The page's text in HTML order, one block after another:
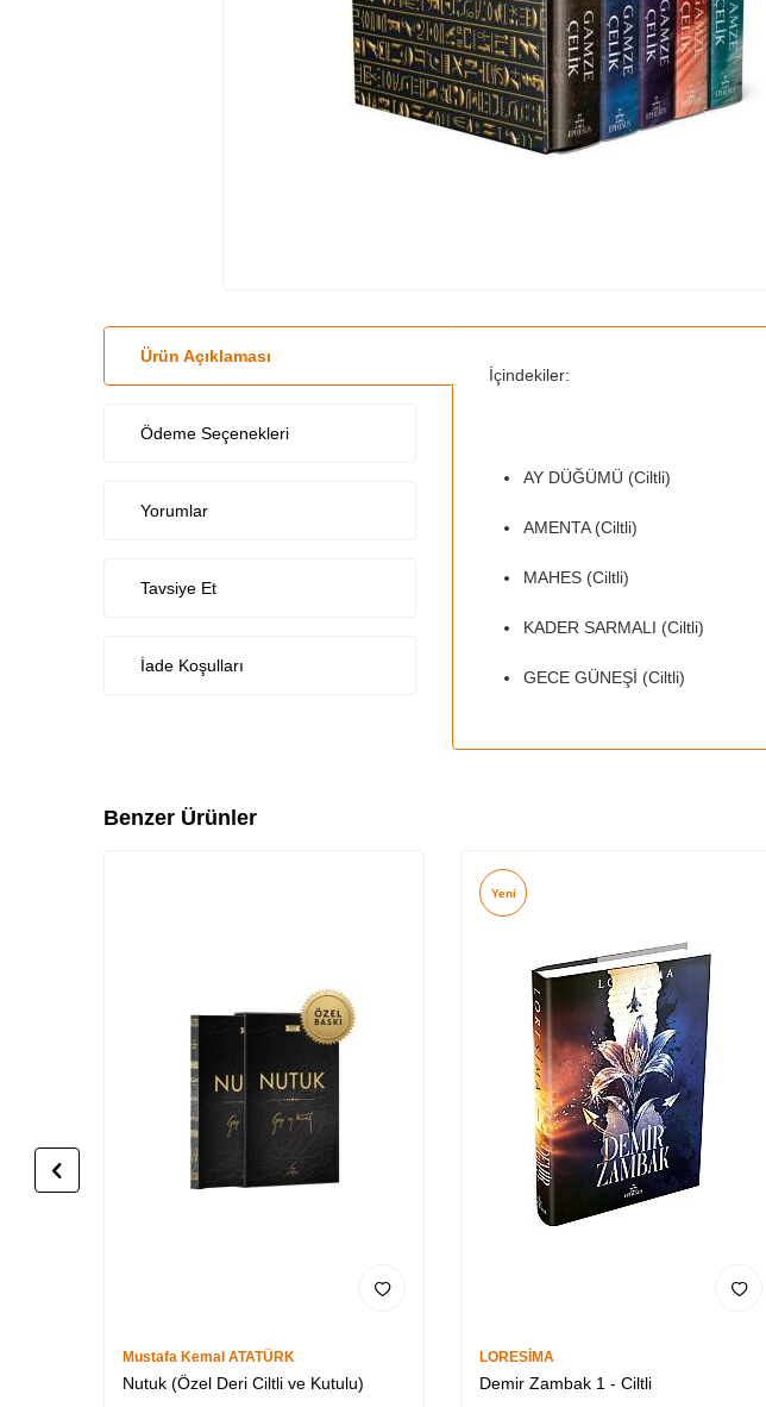
Ürün Açıklaması
Ödeme Seçenekleri
Yorumlar
Tavsiye Et
İade Koşulları
İçindekiler:
AY DÜĞÜMÜ (Ciltli)
AMENTA (Ciltli)
MAHES (Ciltli)
KADER SARMALI (Ciltli)
GECE GÜNEŞİ (Ciltli)
Benzer Ürünler
Mustafa Kemal ATATÜRK
Nutuk (Özel Deri Ciltli ve Kutulu)
Yeni
LORESİMA
Demir Zambak 1 - Ciltli